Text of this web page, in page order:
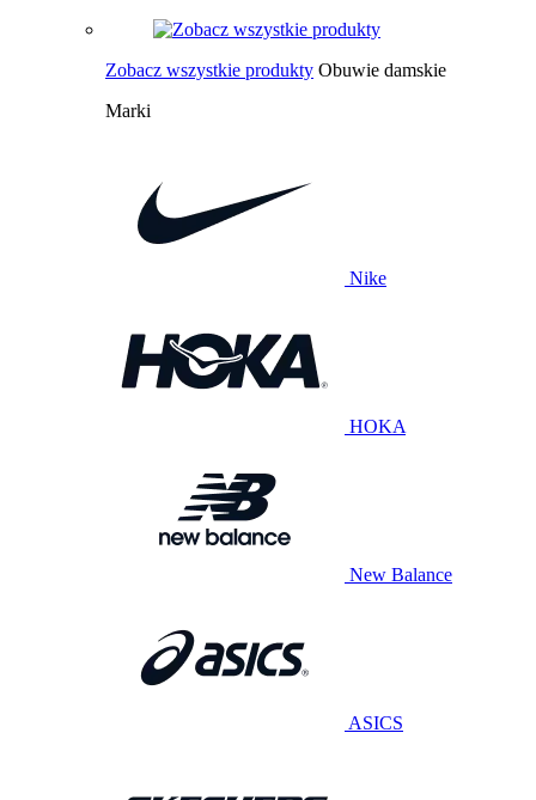
Zobacz wszystkie produkty Obuwie damskie
Marki
Nike
HOKA
New Balance
ASICS